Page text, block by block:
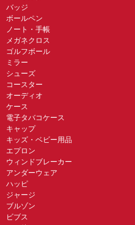
バッジ
ボールペン
ノート・手帳
メガネクロス
ゴルフボール
ミラー
シューズ
コースター
オーディオ
ケース
電子タバコケース
キャップ
キッズ・ベビー用品
エプロン
ウィンドブレーカー
アンダーウェア
ハッピ
ジャージ
ブルゾン
ビブス